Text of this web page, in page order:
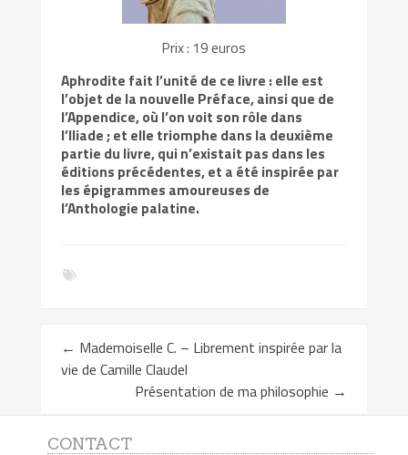
Prix : 19 euros
Aphrodite fait l’unité de ce livre : elle est
l’objet de la nouvelle Préface, ainsi que de
l’Appendice, où l’on voit son rôle dans
l’Iliade ; et elle triomphe dans la deuxième
partie du livre, qui n’existait pas dans les
éditions précédentes, et a été inspirée par
les épigrammes amoureuses de
l’Anthologie palatine.
← Mademoiselle C. – Librement inspirée par la
vie de Camille Claudel
Présentation de ma philosophie →
CONTACT